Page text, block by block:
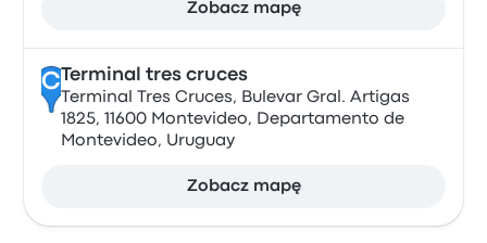
Zobacz mapę
CTerminal tres cruces
Terminal Tres Cruces, Bulevar Gral. Artigas
1825, 11600 Montevideo, Departamento de
Montevideo, Uruguay
Zobacz mapę